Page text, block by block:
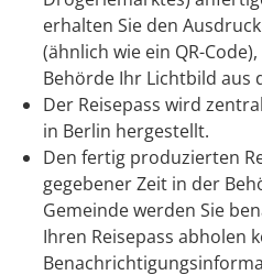
erhalten Sie den
(ähnlich wie ein QR-
Behörde Ihr Lichtbild aus
Der Reisepass wird
in Berlin hergestellt.
Den fertig produzierten
gegebener Zeit in der
Gemeinde werden Sie
Ihren Reisepass abholen